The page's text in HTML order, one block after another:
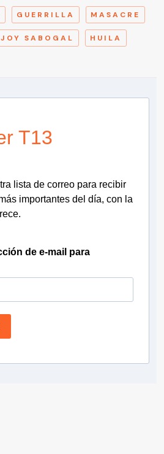
GUERRILLA MASACRE
SABOGAL HUILA
T13
lista de correo para recibir
importantes del día, con la
de e-mail para